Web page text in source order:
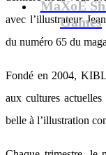
MaXoE
Games
avec l’illustrateur
du numéro 65 du
Fondé en 2004,
aux cultures
belle à l’illustration